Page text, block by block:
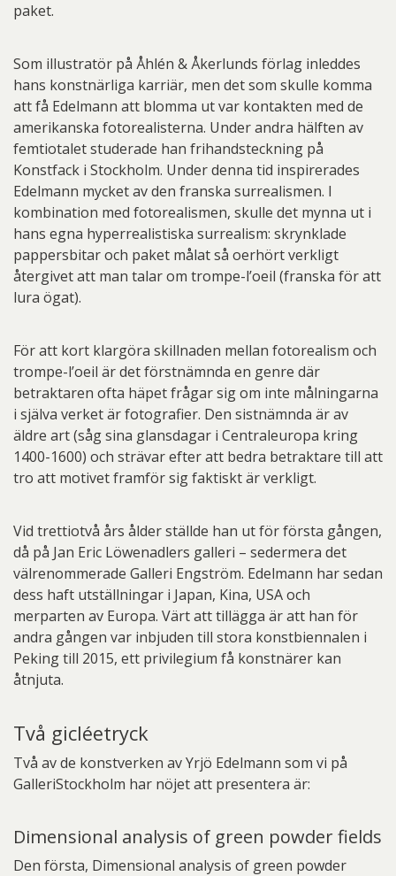
paket.
Som illustratör på Åhlén & Åkerlunds förlag inleddes
hans konstnärliga karriär, men det som skulle komma
att få Edelmann att blomma ut var kontakten med de
amerikanska fotorealisterna. Under andra hälften av
femtiotalet studerade han frihandsteckning på
Konstfack i Stockholm. Under denna tid inspirerades
Edelmann mycket av den franska surrealismen. I
kombination med fotorealismen, skulle det mynna ut i
hans egna hyperrealistiska surrealism: skrynklade
pappersbitar och paket målat så oerhört verkligt
återgivet att man talar om trompe-l’oeil (franska för att
lura ögat).
För att kort klargöra skillnaden mellan fotorealism och
trompe-l’oeil är det förstnämnda en genre där
betraktaren ofta häpet frågar sig om inte målningarna
i själva verket är fotografier. Den sistnämnda är av
äldre art (såg sina glansdagar i Centraleuropa kring
1400-1600) och strävar efter att bedra betraktare till att
tro att motivet framför sig faktiskt är verkligt.
Vid trettiotvå års ålder ställde han ut för första gången,
då på Jan Eric Löwenadlers galleri – sedermera det
välrenommerade Galleri Engström. Edelmann har sedan
dess haft utställningar i Japan, Kina, USA och
merparten av Europa. Värt att tillägga är att han för
andra gången var inbjuden till stora konstbiennalen i
Peking till 2015, ett privilegium få konstnärer kan
åtnjuta.
Två gicléetryck
Två av de konstverken av Yrjö Edelmann som vi på
GalleriStockholm har nöjet att presentera är:
Dimensional analysis of green powder fields
Den första, Dimensional analysis of green powder